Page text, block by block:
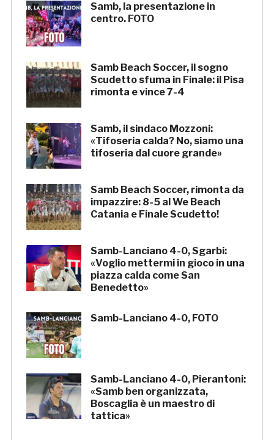
Samb, la presentazione in
centro. FOTO
Samb Beach Soccer, il sogno
Scudetto sfuma in Finale: il Pisa
rimonta e vince 7-4
Samb, il sindaco Mozzoni:
«Tifoseria calda? No, siamo una
tifoseria dal cuore grande»
Samb Beach Soccer, rimonta da
impazzire: 8-5 al We Beach
Catania e Finale Scudetto!
Samb-Lanciano 4-0, Sgarbi:
«Voglio mettermi in gioco in una
piazza calda come San
Benedetto»
Samb-Lanciano 4-0, FOTO
Samb-Lanciano 4-0, Pierantoni:
«Samb ben organizzata,
Boscaglia è un maestro di
tattica»